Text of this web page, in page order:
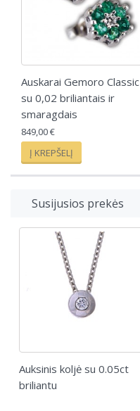
Auskarai Gemoro Classic
su 0,02 briliantais ir
smaragdais
849,00 €
Į KREPŠELĮ
Susijusios prekės
Auksinis koljė su 0.05ct
briliantu